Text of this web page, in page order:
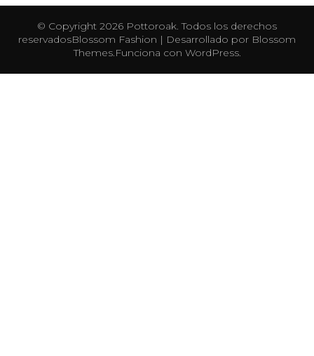
© Copyright 2026 Pottoroak. Todos los derechos
reservadosBlossom Fashion | Desarrollado por Blossom
Themes.Funciona con WordPress.